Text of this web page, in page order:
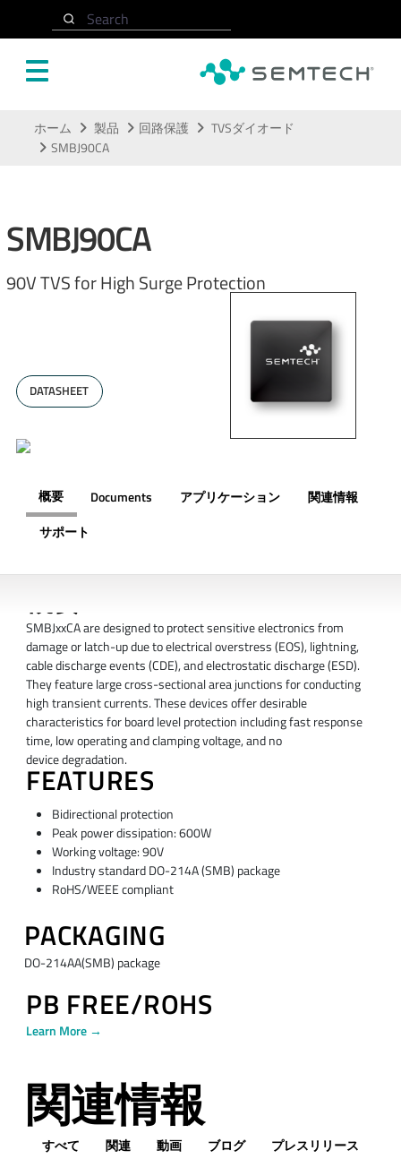
Search
ホーム 製品 回路保護
TVSダイオード
SMBJ90CA
SMBJ90CA
90V TVS for High Surge Protection
DATASHEET
概要 Documents アプリケーション
関連情報
サポート
SMBJxxCA are designed to protect sensitive electronics from
damage or latch-up due to electrical overstress (EOS), lightning,
cable discharge events (CDE), and electrostatic discharge (ESD).
They feature large cross-sectional area junctions for conducting
high transient currents. These devices offer desirable
characteristics for board level protection including fast response
time, low operating and clamping voltage, and no
device degradation.
FEATURES
Bidirectional protection
Peak power dissipation: 600W
Working voltage: 90V
Industry standard DO-214A (SMB) package
RoHS/WEEE compliant
PACKAGING
DO-214AA(SMB) package
PB FREE/ROHS
Learn More →
関連情報
すべて 関連 動画 ブログ
プレスリリース